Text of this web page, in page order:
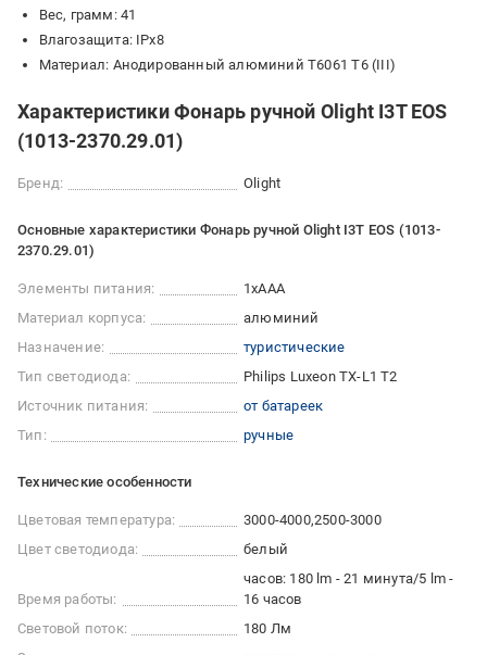
Вес, грамм: 41
Влагозащита: IPx8
Материал: Анодированный алюминий T6061 T6 (III)
Характеристики Фонарь ручной Olight I3T EOS
(1013-2370.29.01)
Бренд: Olight
Основные характеристики Фонарь ручной Olight I3T EOS (1013-
2370.29.01)
Элементы питания:
1xААА
Материал корпуса:
алюминий
Назначение:
туристические
Тип светодиода:
Philips Luxeon TX-L1 T2
Источник питания:
от батареек
Тип:
ручные
Технические особенности
Цветовая температура: 3000-4000 2500-3000
Цвет светодиода:
белый
Время работы:
часов: 180 lm - 21 минута/5 lm -
16 часов
Световой поток:
180 Лм